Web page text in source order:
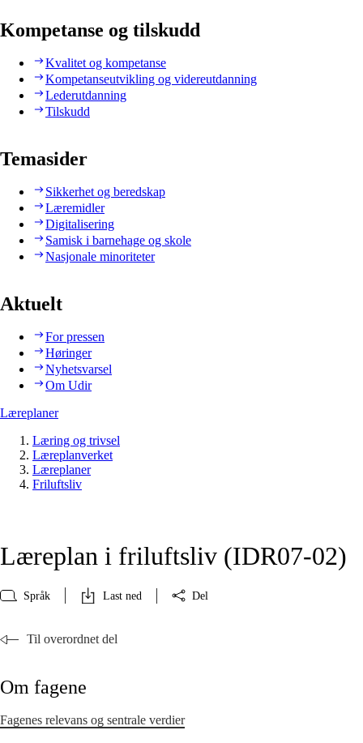
Kompetanse og tilskudd
Kvalitet og kompetanse
Kompetanseutvikling og videreutdanning
Lederutdanning
Tilskudd
Temasider
Sikkerhet og beredskap
Læremidler
Digitalisering
Samisk i barnehage og skole
Nasjonale minoriteter
Aktuelt
For pressen
Høringer
Nyhetsvarsel
Om Udir
Læreplaner
Læring og trivsel
Læreplanverket
Læreplaner
Friluftsliv
Læreplan i friluftsliv (IDR07‑02)
Språk Last ned Del
Til overordnet del
Om fagene
Fagenes relevans og sentrale verdier